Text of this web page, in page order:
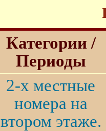
Категории /
Периоды
2-х местные
номера на
втором этаже.